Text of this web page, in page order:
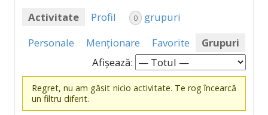
Activitate Profil 0 grupuri
Personale
Menționare Favorite
Grupuri
Afișează:
Regret, nu am găsit nicio activitate. Te rog încearcă
un filtru diferit.